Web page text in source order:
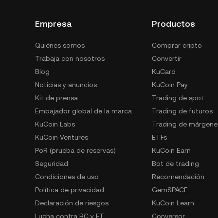
Empresa
Quiénes somos
Trabaja con nosotros
Blog
Noticias y anuncios
Kit de prensa
Embajador global de la marca
KuCoin Labs
KuCoin Ventures
PoR (prueba de reservas)
Seguridad
Condiciones de uso
Política de privacidad
Declaración de riesgos
Lucha contra BC y FT
Productos
Comprar cripto
Convertir
KuCard
KuCoin Pay
Trading de spot
Trading de futuros
Trading de
ETFs
KuCoin Earn
Bot de trading
Recomendación
GemSPACE
KuCoin Learn
Conversor